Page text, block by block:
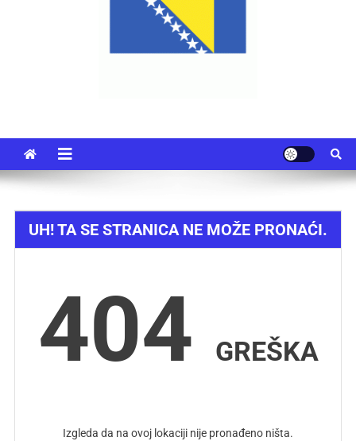
UH! TA SE STRANICA NE MOŽE PRONAĆI.
404 GREŠKA
Izgleda da na ovoj lokaciji nije pronađeno ništa.